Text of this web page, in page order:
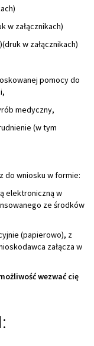
w załącznikach)
w załącznikach)
pomocy do
medyczny,
(w tym
do wniosku w formie:
elektroniczną w
ze środków
(papierowo), z
załącza w
wezwać cię